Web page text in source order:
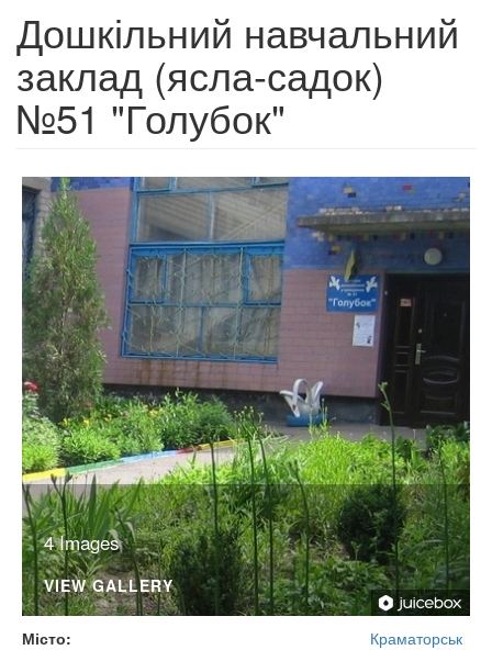
Дошкільний навчальний
заклад (ясла-садок)
№51 "Голубок"
4 Images
VIEW GALLERY
Місто
Краматорськ